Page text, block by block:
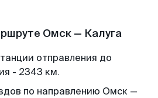
Омск — Калуга
отправления до
- 2343 км.
по направлению Омск —